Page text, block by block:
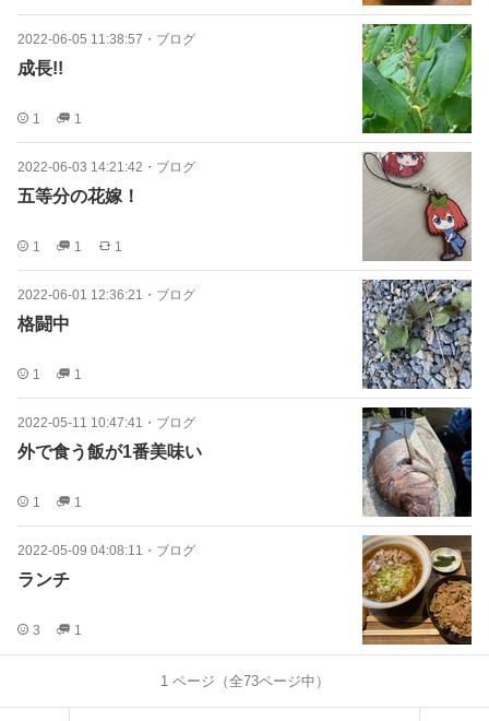
2022-06-05 11:38:57 ・ ブログ
成長!!
1 1
2022-06-03 14:21:42 ・ ブログ
五等分の花嫁！
1 1 1
2022-06-01 12:36:21 ・ ブログ
格闘中
1 1
2022-05-11 10:47:41 ・ ブログ
外で食う飯が1番美味い
1 1
2022-05-09 04:08:11 ・ ブログ
ランチ
3 1
1ページ（全73ページ中）